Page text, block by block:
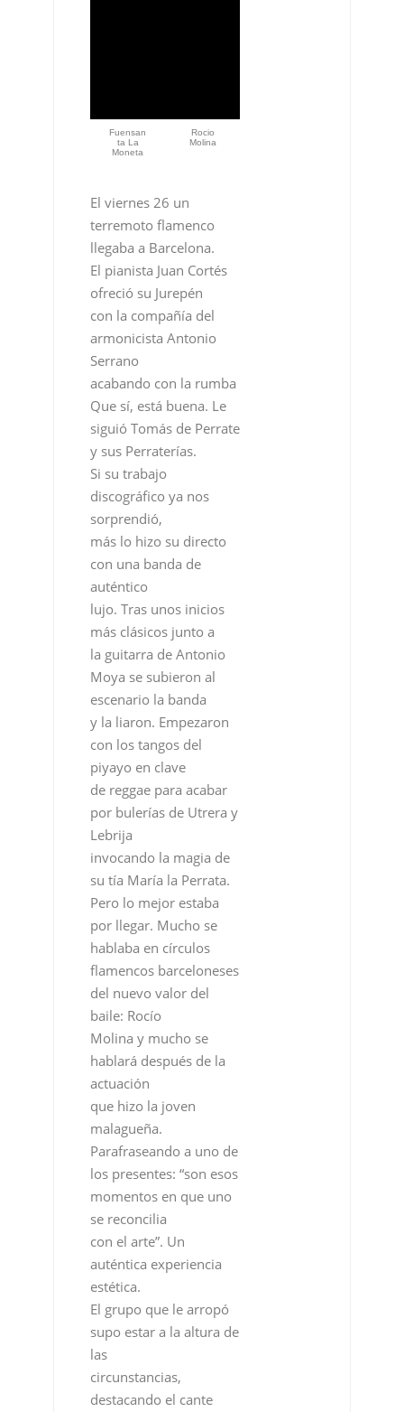
Fuensan
ta La
Moneta
Rocio
Molina
El viernes 26 un
terremoto flamenco
llegaba a Barcelona.
El pianista Juan Cortés
ofreció su Jurepén
con la compañía del
armonicista Antonio
Serrano
acabando con la rumba
Que sí, está buena. Le
siguió Tomás de Perrate
y sus Perraterías.
Si su trabajo
discográfico ya nos
sorprendió,
más lo hizo su directo
con una banda de
auténtico
lujo. Tras unos inicios
más clásicos junto a
la guitarra de Antonio
Moya se subieron al
escenario la banda
y la liaron. Empezaron
con los tangos del
piyayo en clave
de reggae para acabar
por bulerías de Utrera y
Lebrija
invocando la magia de
su tía María la Perrata.
Pero lo mejor estaba
por llegar. Mucho se
hablaba en círculos
flamencos barceloneses
del nuevo valor del
baile: Rocío
Molina y mucho se
hablará después de la
actuación
que hizo la joven
malagueña.
Parafraseando a uno de
los presentes: “son esos
momentos en que uno
se reconcilia
con el arte”. Un
auténtica experiencia
estética.
El grupo que le arropó
supo estar a la altura de
las
circunstancias,
destacando el cante